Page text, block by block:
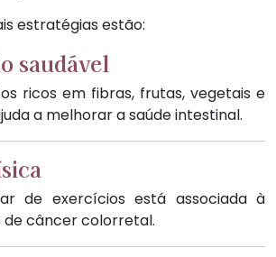
estratégias estão:
saudável
ricos em fibras, frutas, vegetais e
a melhorar a saúde intestinal.
de exercícios está associada à
de câncer colorretal.